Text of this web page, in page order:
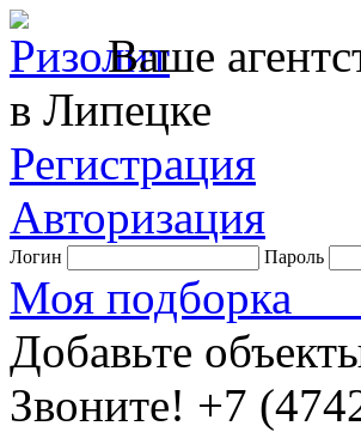
Ваше
в Липецке
Регистрация
Авторизация
Логин Пароль
Моя подборка
Добавьте
Звоните! +7